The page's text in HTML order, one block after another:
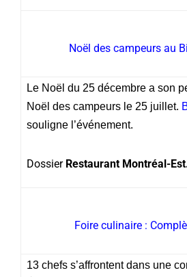
Noël des campeurs au
Le Noël du 25 décembre a son
Noël des campeurs le 25 juillet.
souligne l’événement.
Dossier Restaurant Montréal-
Foire culinaire :
13 chefs s’affrontent dans une